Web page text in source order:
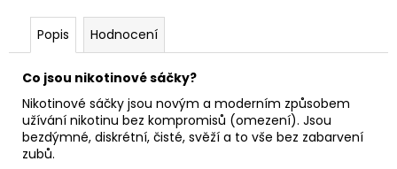
Popis Hodnocení
Co jsou nikotinové sáčky?
Nikotinové sáčky jsou novým a moderním způsobem
užívání nikotinu bez kompromisů (omezení). Jsou
bezdýmné, diskrétní, čisté, svěží a to vše bez zabarvení
zubů.
KURWA
ENERGY
FIZZY
Kč
Původně:
133
Kč